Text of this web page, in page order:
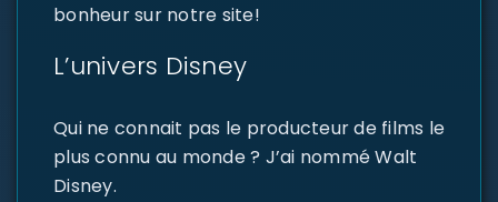
bonheur sur notre site!
L’univers Disney
Qui ne connait pas le producteur de films le
plus connu au monde ? J’ai nommé Walt
Disney.